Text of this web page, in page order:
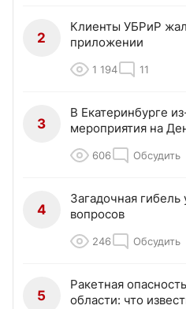
2
Клиенты УБРиР
приложении
1 194 11
3
В Екатеринбурге
мероприятия на
606 Обсудить
4
Загадочная гибель
вопросов
246 Обсудить
5
Ракетная
области: что